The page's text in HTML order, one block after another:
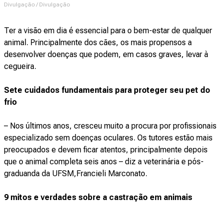
Divulgação / Divulgação
Ter a visão em dia é essencial para o bem-estar de qualquer
animal. Principalmente dos cães, os mais propensos a
desenvolver doenças que podem, em casos graves, levar à
cegueira.
Sete cuidados fundamentais para proteger seu pet do
frio
– Nos últimos anos, cresceu muito a procura por profissionais
especializado sem doenças oculares. Os tutores estão mais
preocupados e devem ficar atentos, principalmente depois
que o animal completa seis anos – diz a veterinária e pós-
graduanda da UFSM,Francieli Marconato.
9 mitos e verdades sobre a castração em animais